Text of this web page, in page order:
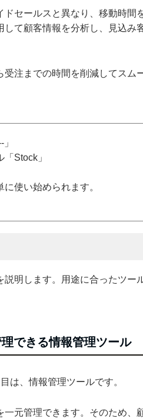
セールスと異なり、移動時間
て顧客情報を分析し、見込み
注までの時間を削減してスム
Stock」
使い始められます。
明します。用途に合ったツー
できる情報管理ツール
は、情報管理ツールです。
元管理できます。そのため、